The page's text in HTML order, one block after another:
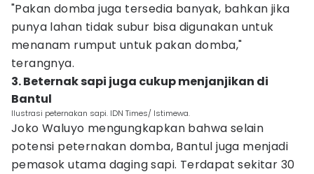
"Pakan domba juga tersedia banyak, bahkan jika
punya lahan tidak subur bisa digunakan untuk
menanam rumput untuk pakan domba,"
terangnya.
3. Beternak sapi juga cukup menjanjikan di
Bantul
Ilustrasi peternakan sapi. IDN Times/ Istimewa.
Joko Waluyo mengungkapkan bahwa selain
potensi peternakan domba, Bantul juga menjadi
pemasok utama daging sapi. Terdapat sekitar 30